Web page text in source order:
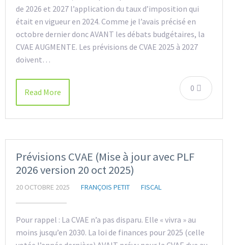
de 2026 et 2027 l’application du taux d’imposition qui
était en vigueur en 2024. Comme je l’avais précisé en
octobre dernier donc AVANT les débats budgétaires, la
CVAE AUGMENTE. Les prévisions de CVAE 2025 à 2027
doivent…
0
Read More
Prévisions CVAE (Mise à jour avec PLF
2026 version 20 oct 2025)
20 OCTOBRE 2025 FRANÇOIS PETIT FISCAL
Pour rappel : La CVAE n’a pas disparu. Elle « vivra » au
moins jusqu’en 2030. La loi de finances pour 2025 (celle